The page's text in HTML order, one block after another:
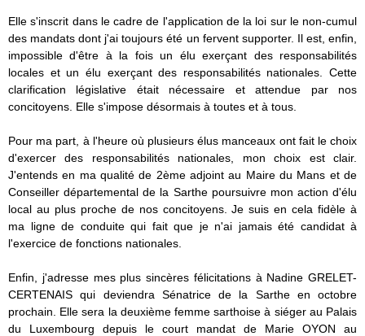
Elle s'inscrit dans le cadre de l'application de la loi sur le non-cumul
des mandats dont j'ai toujours été un fervent supporter. Il est, enfin,
impossible d'être à la fois un élu exerçant des responsabilités
locales et un élu exerçant des responsabilités nationales. Cette
clarification
législative était nécessaire et attendue par nos
concitoyens. Elle s'impose désormais à toutes et à tous.
Pour ma part, à l'heure où plusieurs élus manceaux ont fait le choix
d'exercer des responsabilités nationales, mon choix est clair.
J'entends en ma qualité de 2ème adjoint au Maire du Mans et de
Conseiller départemental de la Sarthe poursuivre mon action d'élu
local au plus proche de nos concitoyens. Je suis en cela fidèle à
ma ligne de conduite qui fait que je n'ai jamais été candidat à
l'exercice de fonctions nationales.
Enfin, j'adresse mes plus sincères félicitations à Nadine GRELET-
CERTENAIS qui deviendra Sénatrice de la Sarthe en octobre
prochain. Elle sera la deuxième femme sarthoise à siéger au Palais
du Luxembourg depuis le court
mandat de Marie OYON au